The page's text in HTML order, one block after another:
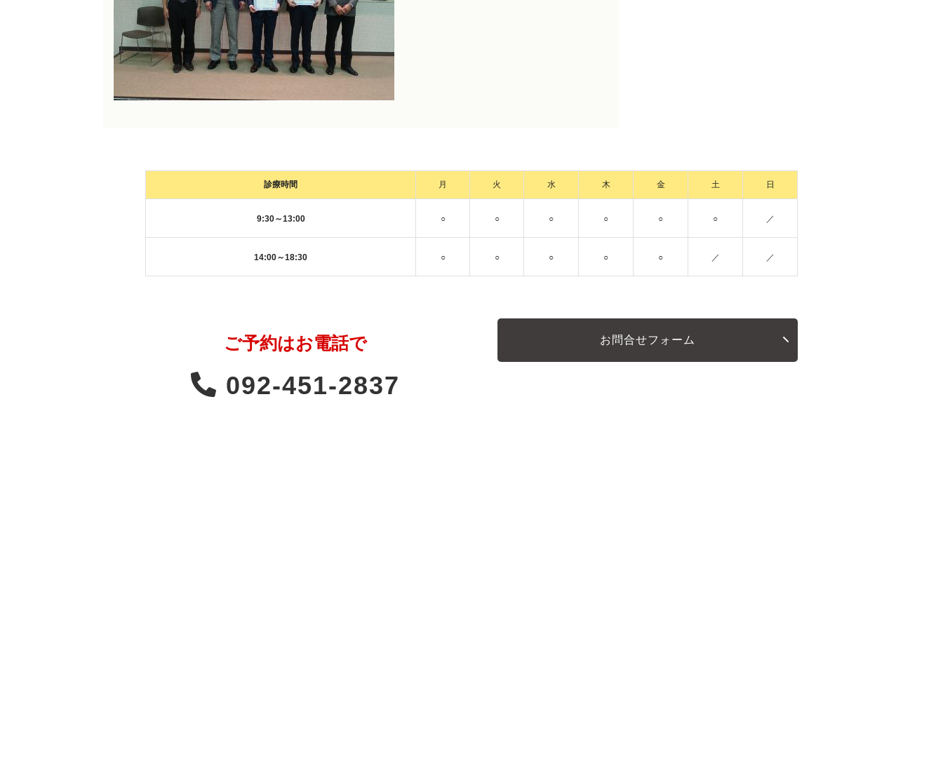
診療時間 月 火 水 木 金 土 日
9:30～13:00 ○ ○ ○ ○ ○ ○ ／
14:00～18:30 ○ ○ ○ ○ ○ ／ ／
ご予約はお電話で
092-451-2837
お問合せフォーム